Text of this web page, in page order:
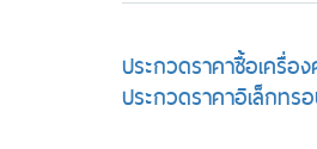
ประกวดราคาซื้อเครื่
ประกวดราคาอิเล็กท